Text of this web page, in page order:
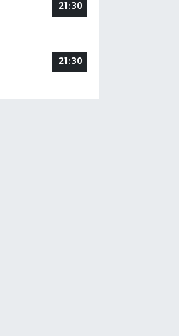
21:30
21:30